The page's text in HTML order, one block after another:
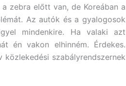
zebra előtt van, de Koreában a
Az autók és a gyalogosok
mindenkire. Ha valaki azt
én vakon elhinném. Érdekes.
szabályrendszernek